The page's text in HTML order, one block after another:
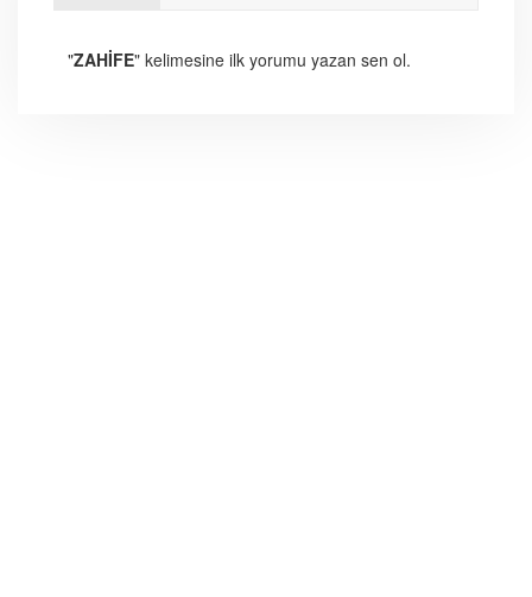
"ZAHİFE" kelimesine ilk yorumu yazan sen ol.